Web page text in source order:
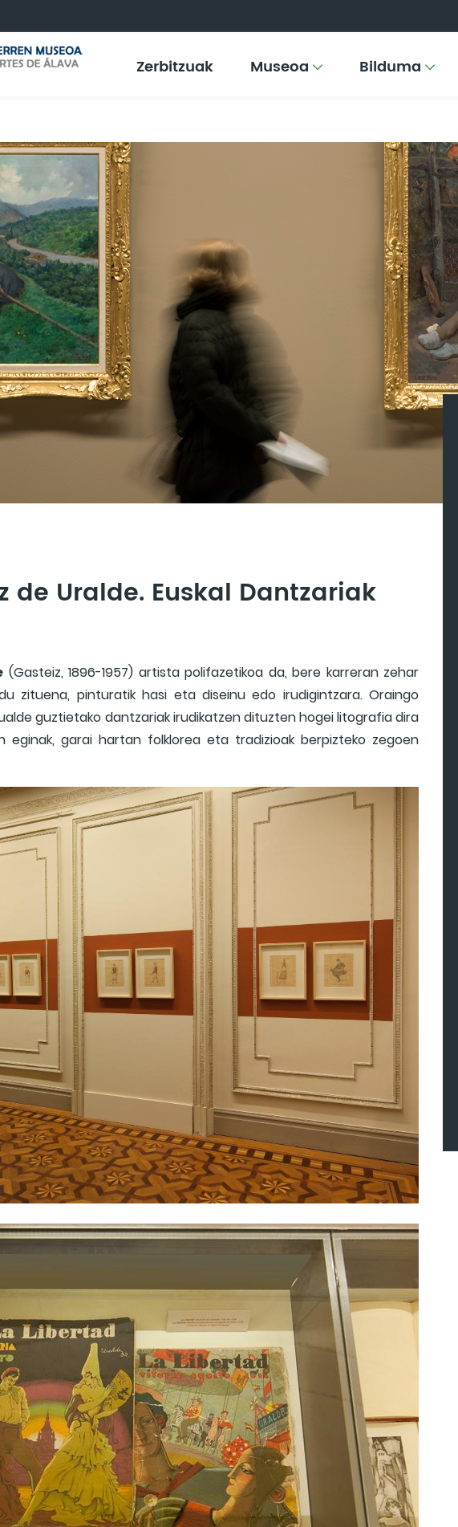
Zerbitzuak Museoa Bilduma
de Uralde. Euskal Dantzariak
(Gasteiz, 1896-1957) artista polifazetikoa da, bere karreran zehar
zituena, pinturatik hasi eta diseinu edo irudigintzara. Oraingo
guztietako dantzariak irudikatzen dituzten hogei litografia dira
eginak, garai hartan folklorea eta tradizioak berpizteko zegoen